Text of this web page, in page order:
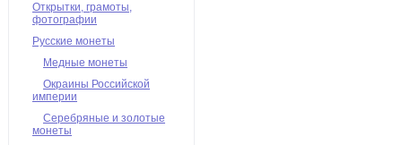
Открытки, грамоты,
фотографии
Русские монеты
Медные монеты
Окраины Российской
империи
Серебряные и золотые
монеты